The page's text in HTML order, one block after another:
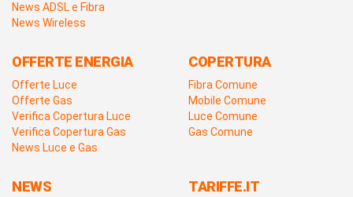
News ADSL e Fibra
News Wireless
OFFERTE ENERGIA
Offerte Luce
Offerte Gas
Verifica Copertura Luce
Verifica Copertura Gas
News Luce e Gas
COPERTURA
Fibra Comune
Mobile Comune
Luce Comune
Gas Comune
NEWS TARIFFE.IT